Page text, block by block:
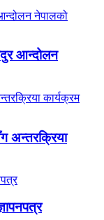
आन्दोलन
अन्तरक्रिया